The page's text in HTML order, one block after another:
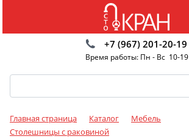
+7 (967) 201-20-19
Время работы: Пн - Вс 10-19
Главная страница Каталог
Мебель
Столешницы с раковиной